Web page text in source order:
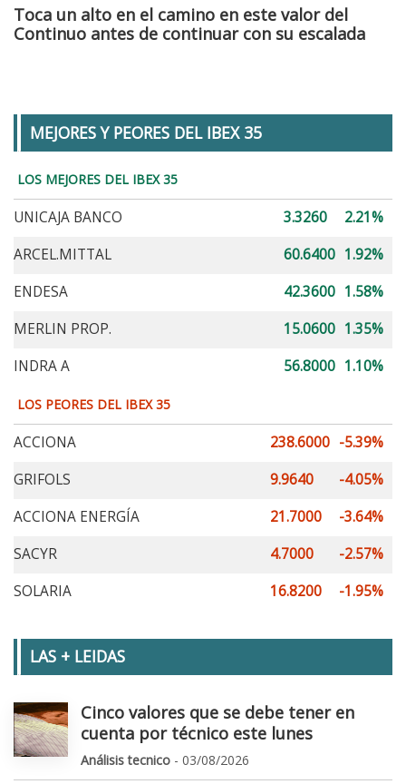
Toca un alto en el camino en este valor del
Continuo antes de continuar con su escalada
MEJORES Y PEORES DEL IBEX 35
LOS MEJORES DEL IBEX 35
UNICAJA BANCO 3.3260
2.21%
ARCEL.MITTAL
60.6400 1.92%
ENDESA
42.3600 1.58%
MERLIN PROP.
15.0600 1.35%
INDRA A
56.8000 1.10%
LOS PEORES DEL IBEX 35
ACCIONA 238.6000 -5.39%
GRIFOLS
9.9640
-4.05%
ACCIONA ENERGÍA
21.7000
-3.64%
SACYR
4.7000
-2.57%
SOLARIA
16.8200 -1.95%
LAS + LEIDAS
Cinco valores que se debe tener en
cuenta por técnico este lunes
Análisis tecnico - 03/08/2026